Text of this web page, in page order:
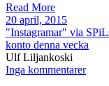
Read More
20 april, 2015
"Instagramar" via
konto denna vecka
Ulf Liljankoski
Inga kommentarer